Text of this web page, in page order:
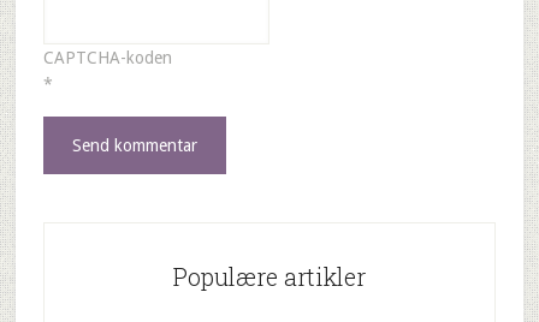
CAPTCHA-koden
*
Populære artikler